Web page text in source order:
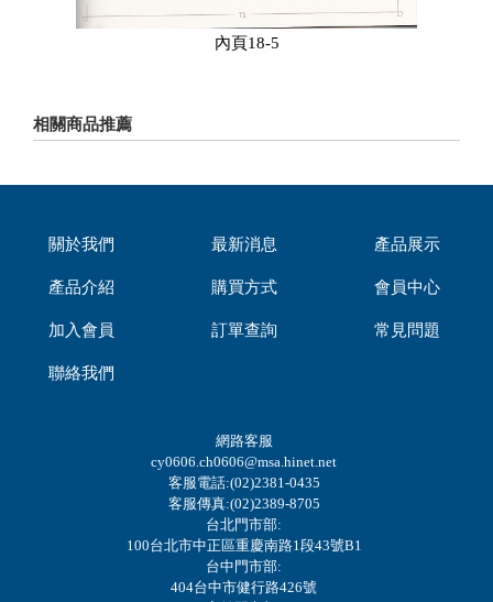
內頁18-5
相關商品推薦
關於我們 最新消息 產品展示
產品介紹 購買方式 會員中心
加入會員 訂單查詢 常見問題
聯絡我們
網路客服
cy0606.ch0606@msa.hinet.net
客服電話:(02)2381-0435
客服傳真:(02)2389-8705
台北門市部:
100台北市中正區重慶南路1段43號B1
台中門市部:
404台中市健行路426號